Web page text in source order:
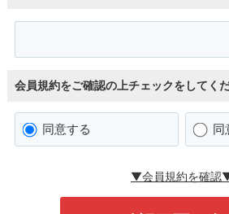
会員規約をご確認の上チェックをしてく
同意する 同
▼会員規約を確認